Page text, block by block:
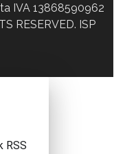
IVA 13868590962
RESERVED. ISP
RSS